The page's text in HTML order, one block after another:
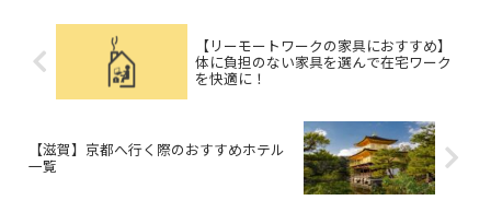
【リーモートワークの家具におすすめ】
体に負担のない家具を選んで在宅ワーク
を快適に！
【滋賀】京都へ行く際のおすすめホテル
一覧